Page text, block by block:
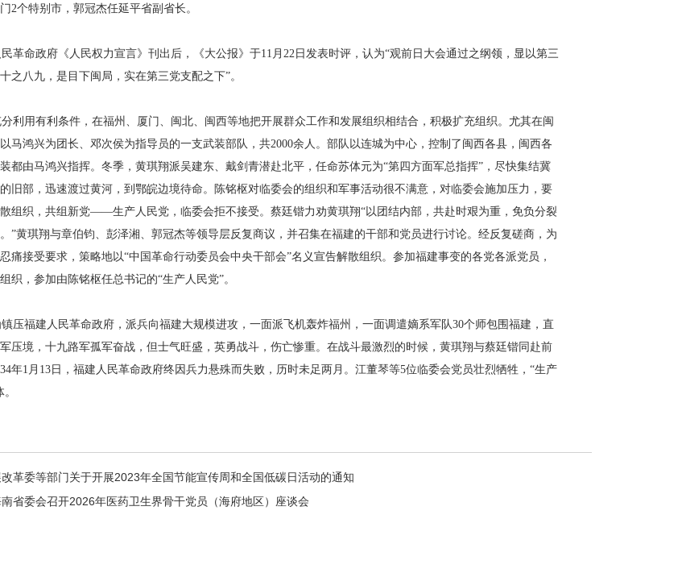
2个特别市，郭冠杰任延平省副省长。
革命政府《人民权力宣言》刊出后，《大公报》于11月22日发表时评，认为“观前日大会通过之纲领，显以第三
之八九，是目下闽局，实在第三党支配之下”。
利用有利条件，在福州、厦门、闽北、闽西等地把开展群众工作和发展组织相结合，积极扩充组织。尤其在闽
马鸿兴为团长、邓次侯为指导员的一支武装部队，共2000余人。部队以连城为中心，控制了闽西各县，闽西各
都由马鸿兴指挥。冬季，黄琪翔派吴建东、戴剑青潜赴北平，任命苏体元为“第四方面军总指挥”，尽快集结冀
旧部，迅速渡过黄河，到鄂皖边境待命。陈铭枢对临委会的组织和军事活动很不满意，对临委会施加压力，要
组织，共组新党——生产人民党，临委会拒不接受。蔡廷锴力劝黄琪翔“以团结内部，共赴时艰为重，免负分裂
”黄琪翔与章伯钧、彭泽湘、郭冠杰等领导层反复商议，并召集在福建的干部和党员进行讨论。经反复磋商，为
痛接受要求，策略地以“中国革命行动委员会中央干部会”名义宣告解散组织。参加福建事变的各党各派党员，
织，参加由陈铭枢任总书记的“生产人民党”。
压福建人民革命政府，派兵向福建大规模进攻，一面派飞机轰炸福州，一面调遣嫡系军队30个师包围福建，直
压境，十九路军孤军奋战，但士气旺盛，英勇战斗，伤亡惨重。在战斗最激烈的时候，黄琪翔与蔡廷锴同赴前
年1月13日，福建人民革命政府终因兵力悬殊而失败，历时未足两月。江董琴等5位临委会党员壮烈牺牲，“生产
改革委等部门关于开展2023年全国节能宣传周和全国低碳日活动的通知
省委会召开2026年医药卫生界骨干党员（海府地区）座谈会